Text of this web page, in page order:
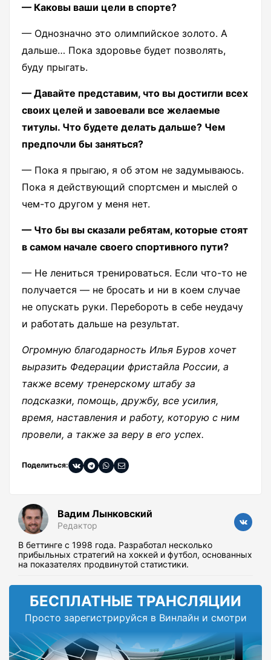
— Каковы ваши цели в спорте?
— Однозначно это олимпийское золото. А
дальше… Пока здоровье будет позволять,
буду прыгать.
— Давайте представим, что вы достигли всех
своих целей и завоевали все желаемые
титулы. Что будете делать дальше? Чем
предпочли бы заняться?
— Пока я прыгаю, я об этом не задумываюсь.
Пока я действующий спортсмен и мыслей о
чем-то другом у меня нет.
— Что бы вы сказали ребятам, которые стоят
в самом начале своего спортивного пути?
— Не лениться тренироваться. Если что-то не
получается — не бросать и ни в коем случае
не опускать руки. Перебороть в себе неудачу
и работать дальше на результат.
Огромную благодарность Илья Буров хочет
выразить Федерации фристайла России, а
также всему тренерскому штабу за
подсказки, помощь, дружбу, все усилия,
время, наставления и работу, которую с ним
провели, а также за веру в его успех.
Поделиться:
Вадим Лынковский
Редактор
В беттинге с 1998 года. Разработал несколько
прибыльных стратегий на хоккей и футбол, основанных
на показателях продвинутой статистики.
БЕСПЛАТНЫЕ ТРАНСЛЯЦИИ
Просто зарегистрируйся в Винлайн и смотри